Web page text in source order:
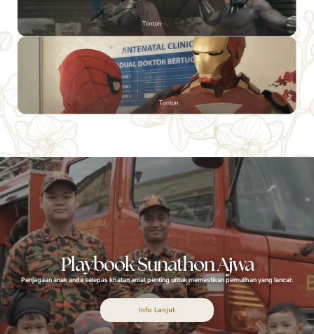
Playbook Sunathon Ajwa
Penjagaan anak anda selepas khatan amat penting untuk memastikan pemulihan yang lancar.
Info Lanjut